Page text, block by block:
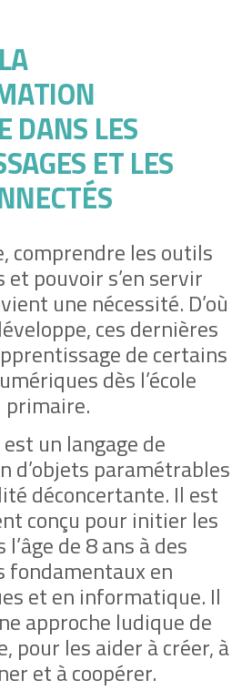
DANS LES
ET LES
comprendre les outils
pouvoir s’en servir
une nécessité. D’où
ces dernières
de certains
dès l’école
primaire.
un langage de
d’objets paramétrables
déconcertante. Il est
conçu pour initier les
de 8 ans à des
fondamentaux en
et en informatique. Il
approche ludique de
pour les aider à créer, à
et à coopérer.